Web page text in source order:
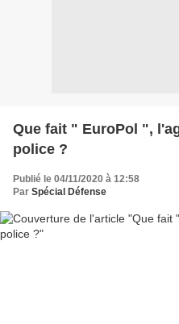
Que fait " EuroPol ",
police ?
Publié le 04/11/2020 à 12:58
Par Spécial Défense